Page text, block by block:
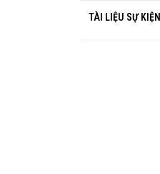
TÀI LIỆU SỰ KIỆN